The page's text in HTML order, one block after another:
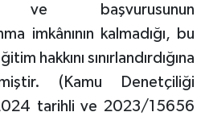
ve başvurusunun
imkânının kalmadığı, bu
hakkını sınırlandırdığına
(Kamu Denetçiliği
tarihli ve 2023/15656